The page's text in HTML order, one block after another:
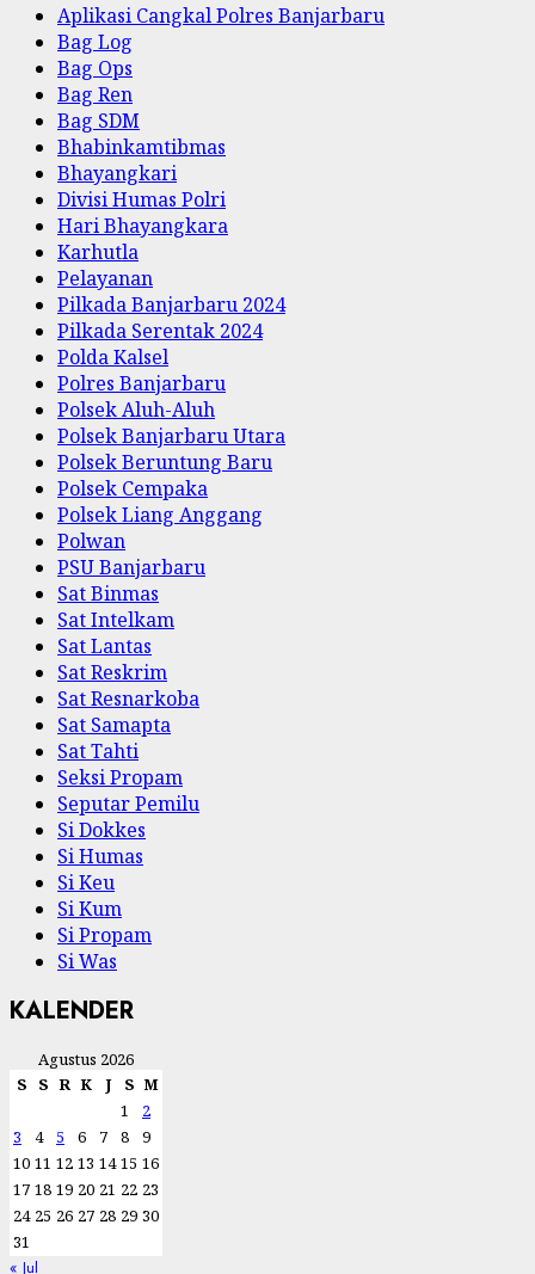
Aplikasi Cangkal Polres Banjarbaru
Bag Log
Bag Ops
Bag Ren
Bag SDM
Bhabinkamtibmas
Bhayangkari
Divisi Humas Polri
Hari Bhayangkara
Karhutla
Pelayanan
Pilkada Banjarbaru 2024
Pilkada Serentak 2024
Polda Kalsel
Polres Banjarbaru
Polsek Aluh-Aluh
Polsek Banjarbaru Utara
Polsek Beruntung Baru
Polsek Cempaka
Polsek Liang Anggang
Polwan
PSU Banjarbaru
Sat Binmas
Sat Intelkam
Sat Lantas
Sat Reskrim
Sat Resnarkoba
Sat Samapta
Sat Tahti
Seksi Propam
Seputar Pemilu
Si Dokkes
Si Humas
Si Keu
Si Kum
Si Propam
Si Was
KALENDER
Agustus 2026
S
S R K J S M
1
2
3
4 5 6 7 8
9
10 11 12 13 14 15 16
17 18 19 20 21 22 23
24 25 26 27 28 29 30
31
« Jul